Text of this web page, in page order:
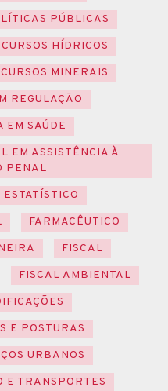
PÚBLICAS
HÍDRICOS
MINERAIS
REGULAÇÃO
EM SAÚDE
EM ASSISTÊNCIA À
PENAL
ESTATÍSTICO
FARMACÊUTICO
FISCAL
FISCAL AMBIENTAL
E POSTURAS
URBANOS
E TRANSPORTES